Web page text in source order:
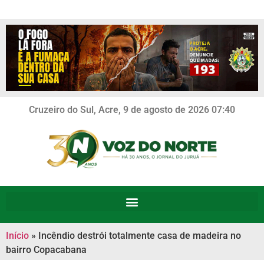
Cruzeiro do Sul, Acre, 9 de agosto de 2026 07:40
Início » Incêndio destrói totalmente casa de madeira no
bairro Copacabana